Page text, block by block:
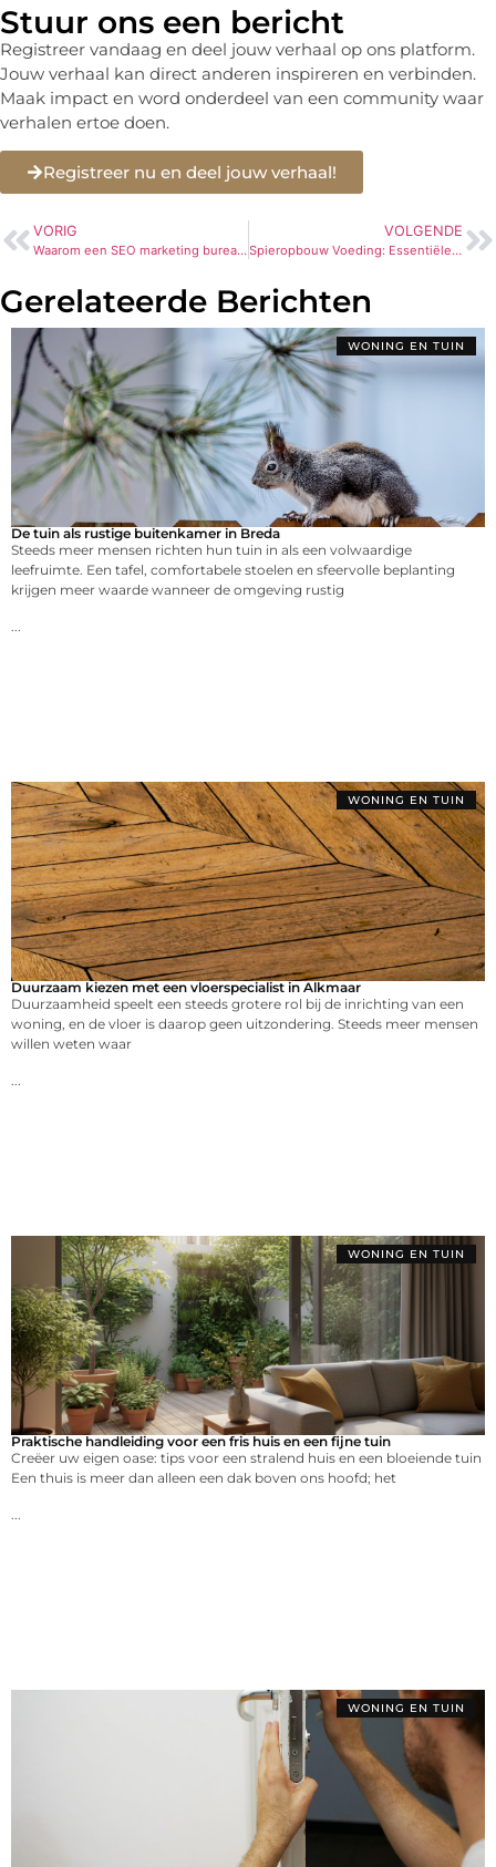
Stuur ons een bericht
Registreer vandaag en deel jouw verhaal op ons platform.
Jouw verhaal kan direct anderen inspireren en verbinden.
Maak impact en word onderdeel van een community waar
verhalen ertoe doen.
Registreer nu en deel jouw verhaal!
VORIG
Waarom een SEO marketing bureau inschakelen?
VOLGENDE
Spieropbouw Voeding: Essentiële Elementen voor Kracht en Groei
Gerelateerde Berichten
WONING EN TUIN
De tuin als rustige buitenkamer in Breda
Steeds meer mensen richten hun tuin in als een volwaardige
leefruimte. Een tafel, comfortabele stoelen en sfeervolle beplanting
krijgen meer waarde wanneer de omgeving rustig
WONING EN TUIN
Duurzaam kiezen met een vloerspecialist in Alkmaar
Duurzaamheid speelt een steeds grotere rol bij de inrichting van een
woning, en de vloer is daarop geen uitzondering. Steeds meer mensen
willen weten waar
WONING EN TUIN
Praktische handleiding voor een fris huis en een fijne tuin
Creëer uw eigen oase: tips voor een stralend huis en een bloeiende tuin
Een thuis is meer dan alleen een dak boven ons hoofd; het
WONING EN TUIN